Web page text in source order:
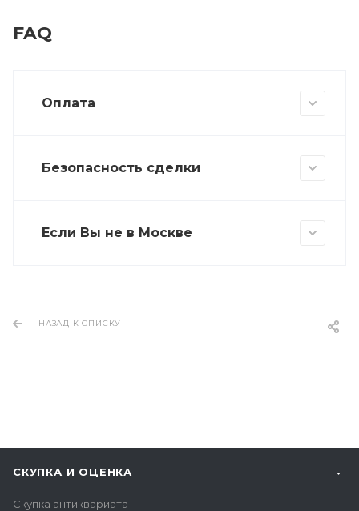
FAQ
Оплата
Безопасность сделки
Если Вы не в Москве
НАЗАД К СПИСКУ
СКУПКА И ОЦЕНКА
Скупка антиквариата